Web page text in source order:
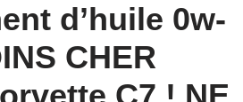
d’huile 0w-
CHER